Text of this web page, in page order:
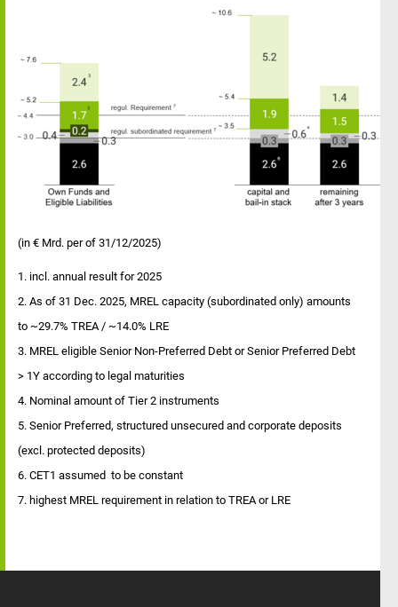
(in € Mrd. per of 31/12/2025)
1. incl. annual result for 2025
2. As of 31 Dec. 2025, MREL capacity (subordinated only) amounts
to ~29.7% TREA / ~14.0% LRE
3. MREL eligible Senior Non-Preferred Debt or Senior Preferred Debt
> 1Y according to legal maturities
4. Nominal amount of Tier 2 instruments
5. Senior Preferred, structured unsecured and corporate deposits
(excl. protected deposits)
6. CET1 assumed to be constant
7. highest MREL requirement in relation to TREA or LRE